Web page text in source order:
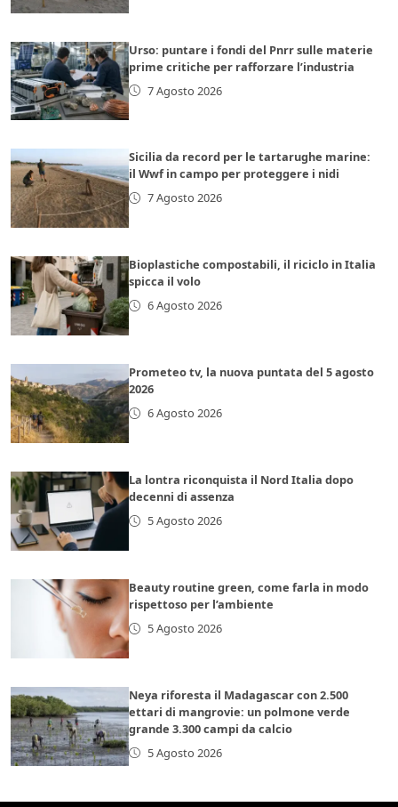
Urso: puntare i fondi del Pnrr sulle materie
prime critiche per rafforzare l’industria
7 Agosto 2026
Sicilia da record per le tartarughe marine:
il Wwf in campo per proteggere i nidi
7 Agosto 2026
Bioplastiche compostabili, il riciclo in Italia
spicca il volo
6 Agosto 2026
Prometeo tv, la nuova puntata del 5 agosto
2026
6 Agosto 2026
La lontra riconquista il Nord Italia dopo
decenni di assenza
5 Agosto 2026
Beauty routine green, come farla in modo
rispettoso per l’ambiente
5 Agosto 2026
Neya riforesta il Madagascar con 2.500
ettari di mangrovie: un polmone verde
grande 3.300 campi da calcio
5 Agosto 2026